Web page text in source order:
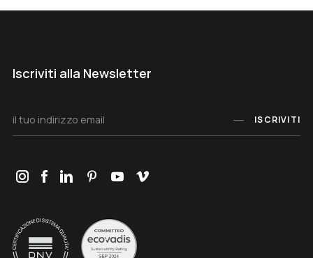
Iscriviti alla Newsletter
ISCRIVITI